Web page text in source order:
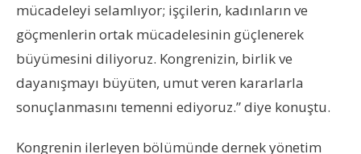
mücadeleyi selamlıyor; işçilerin, kadınların ve
göçmenlerin ortak mücadelesinin güçlenerek
büyümesini diliyoruz. Kongrenizin, birlik ve
dayanışmayı büyüten, umut veren kararlarla
sonuçlanmasını temenni ediyoruz.” diye konuştu.
Kongrenin ilerleyen bölümünde dernek yönetim